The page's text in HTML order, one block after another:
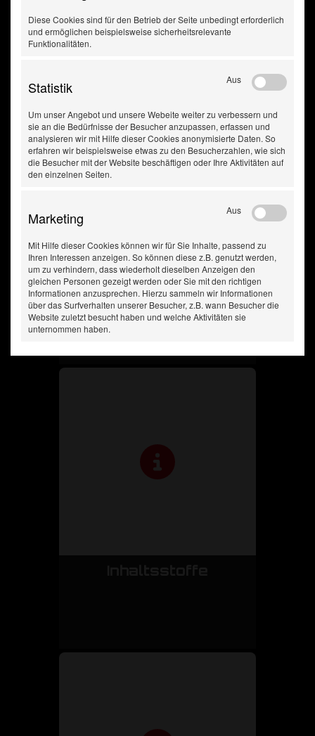
Sicherheitsdatenblatt
Diese Cookies sind für den Betrieb der Seite unbedingt erforderlich
und ermöglichen beispielsweise sicherheitsrelevante
Funktionalitäten.
Statistik Aus
Um unser Angebot und unsere Webeite weiter zu verbessern und
sie an die Bedürfnisse der Besucher anzupassen, erfassen und
analysieren wir mit Hilfe dieser Cookies anonymisierte Daten. So
erfahren wir beispielsweise etwas zu den Besucherzahlen, wie sich
die Besucher mit der Website beschäftigen oder Ihre Aktivitäten auf
den einzelnen Seiten.
Marketing Aus
Mit Hilfe dieser Cookies können wir für Sie Inhalte, passend zu
Ihren Interessen anzeigen. So können diese z.B. genutzt werden,
um zu verhindern, dass wiederholt dieselben Anzeigen den
gleichen Personen gezeigt werden oder Sie mit den richtigen
Informationen anzusprechen. Hierzu sammeln wir Informationen
über das Surfverhalten unserer Besucher, z.B. wann Besucher die
Website zuletzt besucht haben und welche Aktivitäten sie
unternommen haben.